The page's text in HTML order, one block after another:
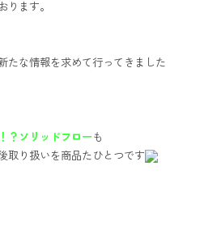
ります。
たな情報を求めて行ってきました
？ソリッドフローも
取り扱いを商品たひとつです